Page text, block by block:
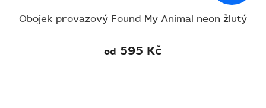
Obojek provazový Found My Animal neon žlutý
od 595 Kč